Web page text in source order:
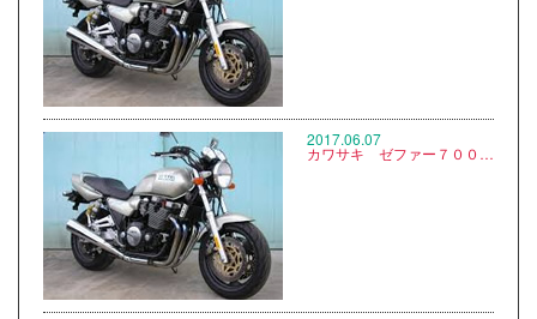
2017.06.07
カワサキ ゼファー７００ＲＳ ＺＲ７５０Ｃ ※写真なし